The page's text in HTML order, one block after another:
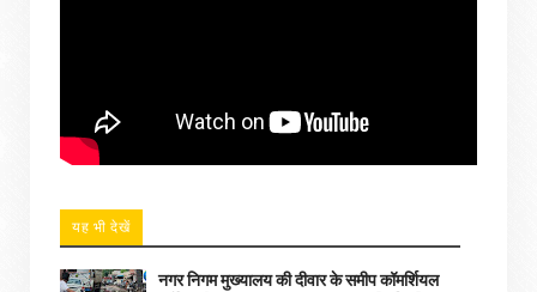
यह भी देखें
नगर निगम मुख्यालय की दीवार के समीप कॉमर्शियल